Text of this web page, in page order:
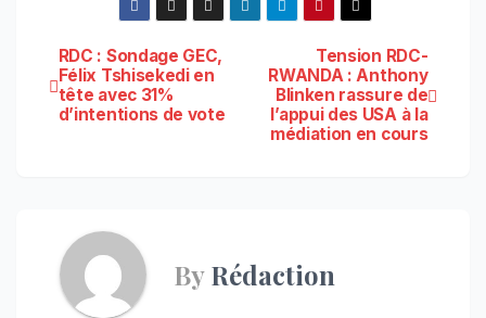
Navigation
de
Tension RDC-
RWANDA : Anthony
Blinken rassure de
l’appui des USA à la
médiation en cours
RDC : Sondage GEC,
Félix Tshisekedi en
tête avec 31%
d’intentions de vote
ByRédaction